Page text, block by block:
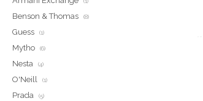
(1)
Benson & Thomas (8)
Guess (1)
Mytho (6)
Nesta (4)
O'Neill (1)
Prada (5)